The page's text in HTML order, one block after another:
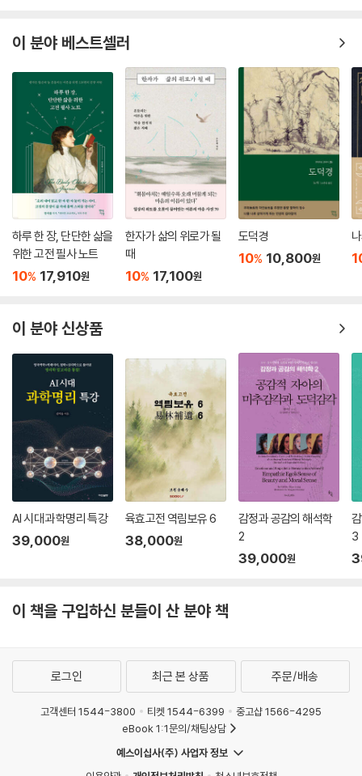
춘화의 「청대 유불도 관련 문헌 판본 연구」는 유불도 삼교의 대상 자료에
대한 문헌학적 조사를 다뤘다. 중국 북경의 고궁박물원에서 방대한 만몽문
문헌을 다룰 수 있는 이점을 최대한 활용한 연구로, 만주학과 몽골학 분야
에서 유불도 삼교의 문제로까지 연구를 확장하고자 하는 연구자에게 토대
연구가 될 것으로 기대한다.
이 분야 베스트셀러
하루 한 장, 단단한 삶을
위한 고전 필사 노트
10% 17,910원
한자가 삶의 위로가 될
때
10% 17,100원
도덕경
10% 10,800원
이 분야 신상품
AI 시대 과학명리 특강
39,000원
육효고전 역림보유 6
38,000원
감정과 공감의 해석학
2
39,000원
3
이 책을 구입하신 분들이 산 분야 책
로그인 최근 본 상품 주문/배송
고객센터 1544-3800 티켓 1544-6399
중고샵 1566-4295
eBook 1:1문의/채팅상담
예스이십사(주) 사업자 정보